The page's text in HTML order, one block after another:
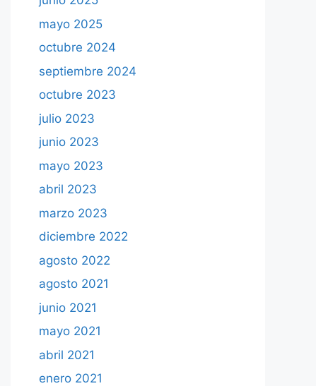
mayo 2025
octubre 2024
septiembre 2024
octubre 2023
julio 2023
junio 2023
mayo 2023
abril 2023
marzo 2023
diciembre 2022
agosto 2022
agosto 2021
junio 2021
mayo 2021
abril 2021
enero 2021